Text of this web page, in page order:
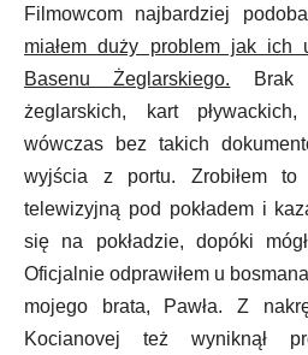
Filmowcom najbardziej
miałem duży problem jak ich
Basenu Żeglarskiego. Brak
żeglarskich, kart
wówczas bez takich
wyjścia z portu. Zrobiłem to
telewizyjną pod pokładem i
się na pokładzie, dopóki
Oficjalnie odprawiłem u
mojego brata, Pawła. Z
Kocianovej też wyniknął